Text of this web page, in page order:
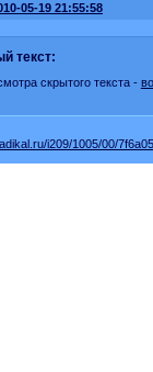
05-19 21:55:58
текст:
скрытого текста -